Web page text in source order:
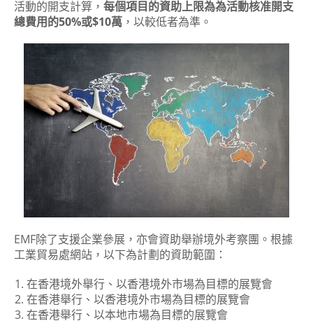
活動的開支計算， 每個項目的資助上限為為活動核准開支
總費用的50%或$10萬 ，以較低者為準。
EMF除了支援企業參展，亦會資助舉辦境外考察團。根據
工業貿易處網站，以下為計劃的資助範圍：
在香港境外舉行、以香港境外市場為目標的展覽會
在香港舉行、以香港境外市場為目標的展覽會
在香港舉行、以本地市場為目標的展覽會